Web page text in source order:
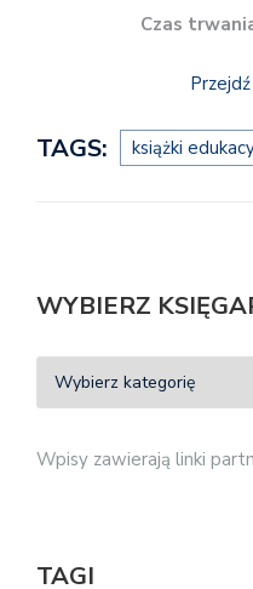
Czas
TAGS: książki
WYBIERZ
Wpisy zawierają linki
TAGI